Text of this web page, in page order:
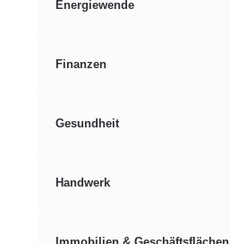
Energiewende
Finanzen
Gesundheit
Handwerk